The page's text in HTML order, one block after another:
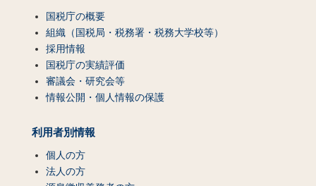
国税庁の概要
組織（国税局・税務署・税務大学校等）
採用情報
国税庁の実績評価
審議会・研究会等
情報公開・個人情報の保護
利用者別情報
個人の方
法人の方